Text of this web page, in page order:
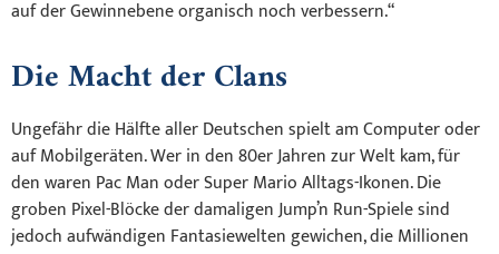
auf der Gewinnebene organisch noch verbessern.“
Die Macht der Clans
Ungefähr die Hälfte aller Deutschen spielt am Computer oder
auf Mobilgeräten. Wer in den 80er Jahren zur Welt kam, für
den waren Pac Man oder Super Mario Alltags-Ikonen. Die
groben Pixel-Blöcke der damaligen Jump’n Run-Spiele sind
jedoch aufwändigen Fantasiewelten gewichen, die Millionen